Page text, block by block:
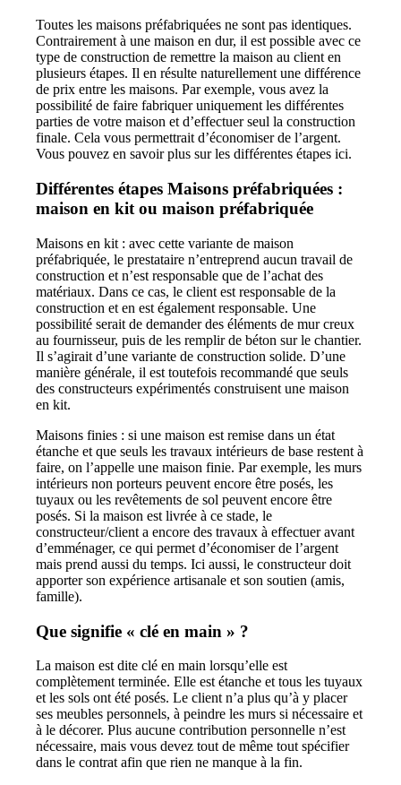
Toutes les maisons préfabriquées ne sont pas identiques.
Contrairement à une maison en dur, il est possible avec ce
type de construction de remettre la maison au client en
plusieurs étapes. Il en résulte naturellement une différence
de prix entre les maisons. Par exemple, vous avez la
possibilité de faire fabriquer uniquement les différentes
parties de votre maison et d’effectuer seul la construction
finale. Cela vous permettrait d’économiser de l’argent.
Vous pouvez en savoir plus sur les différentes étapes ici.
Différentes étapes Maisons préfabriquées :
maison en kit ou maison préfabriquée
Maisons en kit : avec cette variante de maison
préfabriquée, le prestataire n’entreprend aucun travail de
construction et n’est responsable que de l’achat des
matériaux. Dans ce cas, le client est responsable de la
construction et en est également responsable. Une
possibilité serait de demander des éléments de mur creux
au fournisseur, puis de les remplir de béton sur le chantier.
Il s’agirait d’une variante de construction solide. D’une
manière générale, il est toutefois recommandé que seuls
des constructeurs expérimentés construisent une maison
en kit.
Maisons finies : si une maison est remise dans un état
étanche et que seuls les travaux intérieurs de base restent à
faire, on l’appelle une maison finie. Par exemple, les murs
intérieurs non porteurs peuvent encore être posés, les
tuyaux ou les revêtements de sol peuvent encore être
posés. Si la maison est livrée à ce stade, le
constructeur/client a encore des travaux à effectuer avant
d’emménager, ce qui permet d’économiser de l’argent
mais prend aussi du temps. Ici aussi, le constructeur doit
apporter son expérience artisanale et son soutien (amis,
famille).
Que signifie « clé en main » ?
La maison est dite clé en main lorsqu’elle est
complètement terminée. Elle est étanche et tous les tuyaux
et les sols ont été posés. Le client n’a plus qu’à y placer
ses meubles personnels, à peindre les murs si nécessaire et
à le décorer. Plus aucune contribution personnelle n’est
nécessaire, mais vous devez tout de même tout spécifier
dans le contrat afin que rien ne manque à la fin.